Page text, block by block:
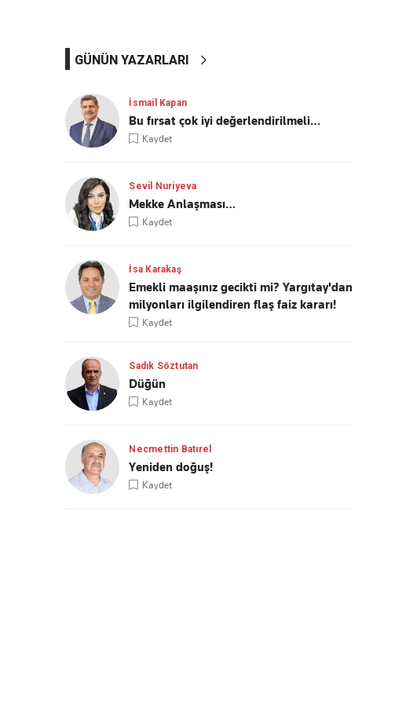
GÜNÜN YAZARLARI
İsmail Kapan
Bu fırsat çok iyi değerlendirilmeli…
Kaydet
Sevil Nuriyeva
Mekke Anlaşması…
Kaydet
İsa Karakaş
Emekli maaşınız gecikti mi? Yargıtay'dan
milyonları ilgilendiren flaş faiz kararı!
Kaydet
Sadık Söztutan
Düğün
Kaydet
Necmettin Batırel
Yeniden doğuş!
Kaydet